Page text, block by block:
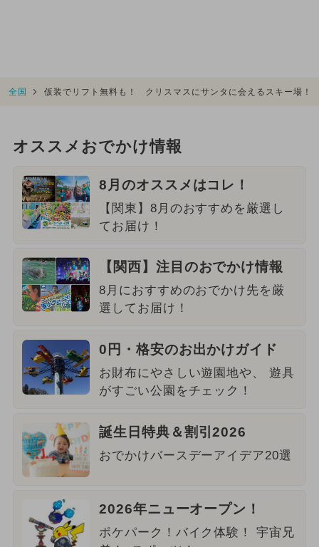
全国 仮装でリフト無料も！ クリスマスにサンタに会えるスキー場！
オススメおでかけ情報
8月のオススメはコレ！
【関東】8月のおすすめを厳選し
てお届け！
【関西】注目のおでかけ情報
8月におすすめのおでかけ先を厳
選してお届け！
0円・格安のお出かけガイド
お財布にやさしい遊園地や、 遊具
がすごい公園をチェック！
誕生日特典＆割引2026
おでかけバースデーアイデア20選
2026年ニューオープン！
ポケパーク！バイク体験！ 宇宙兄